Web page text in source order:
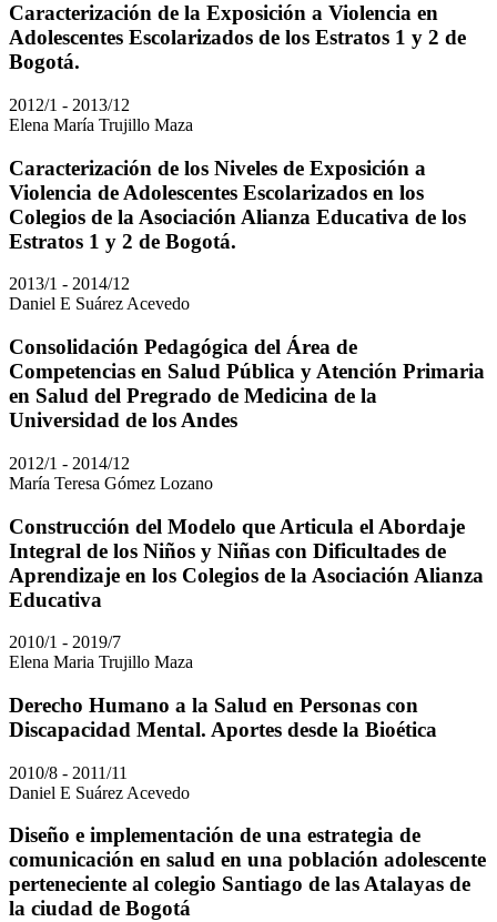
Caracterización de la Exposición a Violencia en
Adolescentes Escolarizados de los Estratos 1 y 2 de
Bogotá.
2012/1 - 2013/12
Elena María Trujillo Maza
Caracterización de los Niveles de Exposición a
Violencia de Adolescentes Escolarizados en los
Colegios de la Asociación Alianza Educativa de los
Estratos 1 y 2 de Bogotá.
2013/1 - 2014/12
Daniel E Suárez Acevedo
Consolidación Pedagógica del Área de
Competencias en Salud Pública y Atención Primaria
en Salud del Pregrado de Medicina de la
Universidad de los Andes
2012/1 - 2014/12
María Teresa Gómez Lozano
Construcción del Modelo que Articula el Abordaje
Integral de los Niños y Niñas con Dificultades de
Aprendizaje en los Colegios de la Asociación Alianza
Educativa
2010/1 - 2019/7
Elena Maria Trujillo Maza
Derecho Humano a la Salud en Personas con
Discapacidad Mental. Aportes desde la Bioética
2010/8 - 2011/11
Daniel E Suárez Acevedo
Diseño e implementación de una estrategia de
comunicación en salud en una población adolescente
perteneciente al colegio Santiago de las Atalayas de
la ciudad de Bogotá